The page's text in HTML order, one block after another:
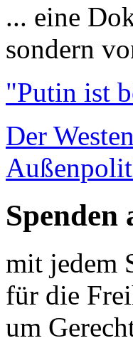
... eine
sondern
"Putin ist
Der
Spenden
mit jedem
für die
um